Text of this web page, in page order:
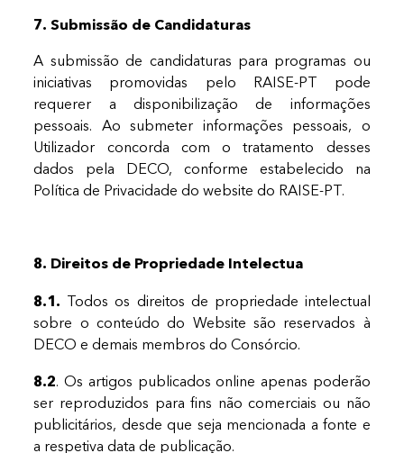
7. Submissão de Candidaturas
A submissão de candidaturas para programas ou
iniciativas promovidas pelo RAISE-PT pode
requerer a disponibilização de informações
pessoais. Ao submeter informações pessoais, o
Utilizador concorda com o tratamento desses
dados pela DECO, conforme estabelecido na
Política de Privacidade do website do RAISE-PT.
8. Direitos de Propriedade Intelectua
8.1. Todos os direitos de propriedade intelectual
sobre o conteúdo do Website são reservados à
DECO e demais membros do Consórcio.
8.2. Os artigos publicados online apenas poderão
ser reproduzidos para fins não comerciais ou não
publicitários, desde que seja mencionada a fonte e
a respetiva data de publicação.